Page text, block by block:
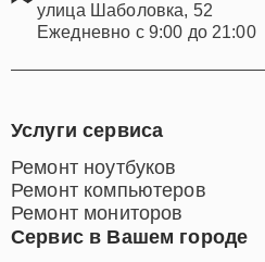
улица Шаболовка, 52
Ежедневно с 9:00 до 21:00
Сервис в Вашем городе
Услуги сервиса
Ремонт ноутбуков
Ремонт компьютеров
Ремонт мониторов